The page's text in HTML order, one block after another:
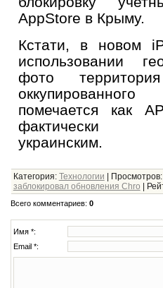
AppStore в Крыму.
Кстати, в новом
использовании
фото
помечается как
фактически
украинским.
Категория: Технологии Просмотров
заблокировал обновления Chro
Всего комментариев: 0
Имя *:
Email *: